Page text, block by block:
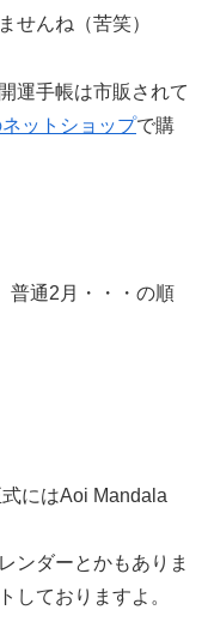
せんね（苦笑）
運手帳は市販されて
ットショップで購
普通2月・・・の順
にはAoi Mandala
ンダーとかもありま
しておりますよ。